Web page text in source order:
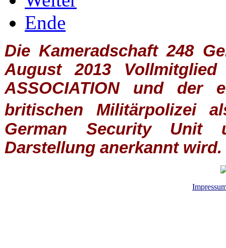
Ende
Die Kameradschaft 248
August 2013
ASSOCIATIONund der
britischen
Militärpolizei
German Security Unit
Darstellung anerkannt wird.